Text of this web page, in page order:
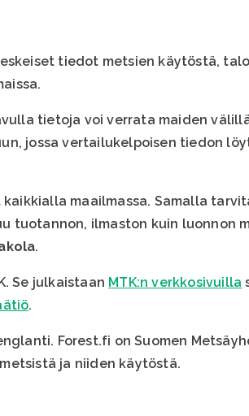
tiedot metsien käytöstä,
tietoja voi verrata maiden
jossa vertailukelpoisen tiedon
maailmassa. Samalla
tuotannon, ilmaston kuin luonnon
.
Se julkaistaan MTK:n verkkosivuilla
.
Forest.fi on Suomen
ja niiden käytöstä.